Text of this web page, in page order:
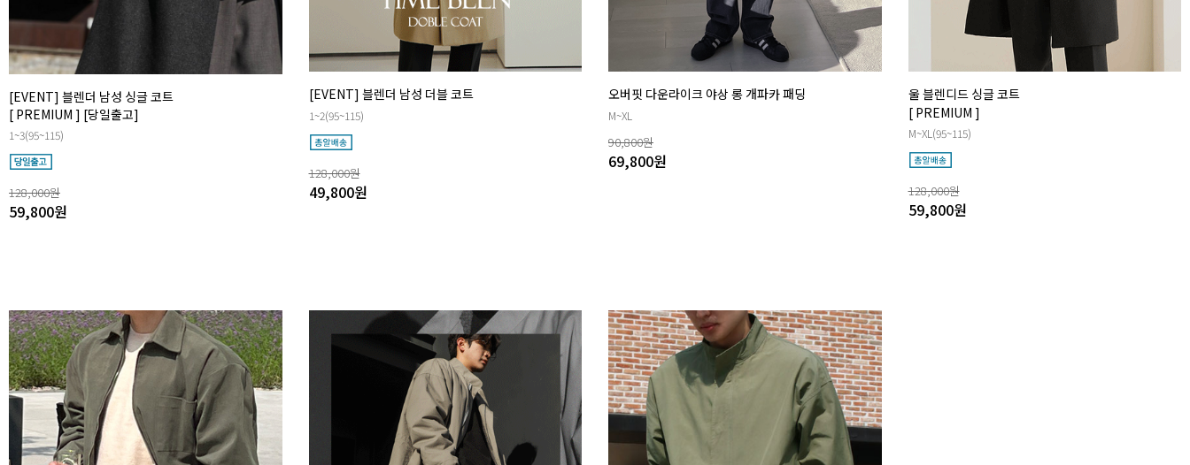
[EVENT] 블렌더 남성 싱글 코트
[ PREMIUM ] [당일출고]
1~3(95~115)
128,000원
59,800원
[EVENT] 블렌더 남성 더블 코트
1~2(95~115)
128,000원
49,800원
오버핏 다운라이크 야상 롱 개파카 패딩
M~XL
90,800원
69,800원
울 블렌디드 싱글 코트
[ PREMIUM ]
M~XL(95~115)
128,000원
59,800원